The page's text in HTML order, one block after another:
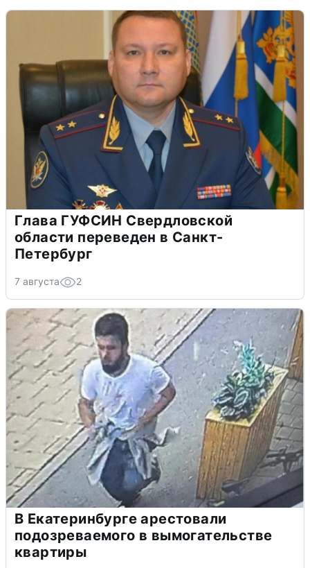
Глава ГУФСИН Свердловской
области переведен в Санкт-
Петербург
7 августа 2
В Екатеринбурге арестовали
подозреваемого в вымогательстве
квартиры